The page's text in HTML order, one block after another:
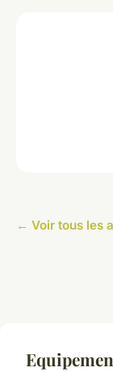
← Voir tous les